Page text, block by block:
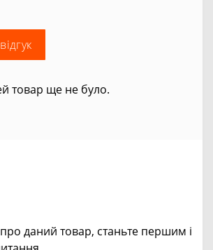
товар ще не було.
даний товар, станьте першим і